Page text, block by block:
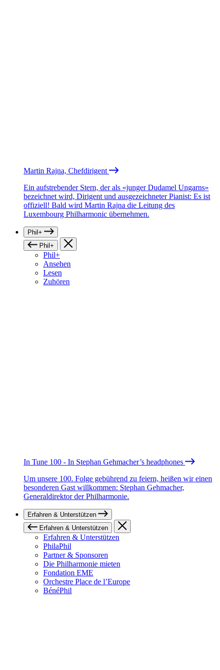
Martin Rajna, Chefdirigent
Ein aufstrebender Stern, der als «junger Dudamel Ungarns»
bezeichnet wird, Dirigent und ausgezeichneter Pianist: Es ist
offiziell! Bald wird Martin Rajna die Leitung des
Luxembourg Philharmonic übernehmen.
Phil+
Phil+
Phil+
Ansehen
Lesen
Zuhören
In Tune 100 - In Stephan Gehmacher’s headphones
Um unsere 100. Folge gebührend zu feiern, heißen wir einen
besonderen Gast willkommen: Stephan Gehmacher,
Generaldirektor der Philharmonie.
Erfahren & Unterstützen
Erfahren & Unterstützen
Erfahren & Unterstützen
PhilaPhil
Partner & Sponsoren
Die Philharmonie mieten
Fondation EME
Orchestre Place de l’Europe
BénéPhil